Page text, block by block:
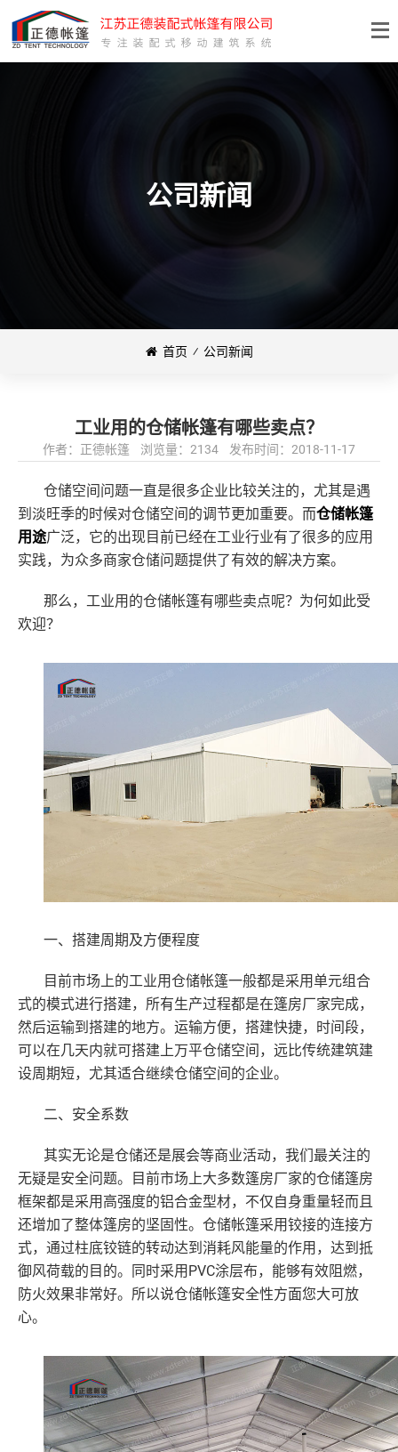
公司新闻
首页 ⁄ 公司新闻
工业用的仓储帐篷有哪些卖点？
作者：正德帐篷 浏览量：2134 发布时间：2018-11-17
仓储空间问题一直是很多企业比较关注的，尤其是遇
到淡旺季的时候对仓储空间的调节更加重要。而仓储帐篷
用途广泛，它的出现目前已经在工业行业有了很多的应用
实践，为众多商家仓储问题提供了有效的解决方案。
那么，工业用的仓储帐篷有哪些卖点呢？为何如此受
欢迎？
一、搭建周期及方便程度
目前市场上的工业用仓储帐篷一般都是采用单元组合
式的模式进行搭建，所有生产过程都是在篷房厂家完成，
然后运输到搭建的地方。运输方便，搭建快捷，时间段，
可以在几天内就可搭建上万平仓储空间，远比传统建筑建
设周期短，尤其适合继续仓储空间的企业。
二、 安全系数
其实无论是仓储还是展会等商业活动，我们最关注的
无疑是安全问题。目前市场上大多数篷房厂家的仓储篷房
框架都是采用高强度的铝合金型材，不仅自身重量轻而且
还增加了整体篷房的坚固性。仓储帐篷采用铰接的连接方
式，通过柱底铰链的转动达到消耗风能量的作用，达到抵
御风荷载的目的。同时采用 PVC涂层布，能够有效阻燃，
防火效果非常好。所以说仓储帐篷安全性方面您大可放
心。